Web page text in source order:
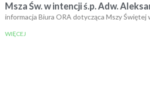
Msza Św. w intencji ś.p. Adw.
informacja Biura ORA dotycząca Mszy Świętej
WIĘCEJ